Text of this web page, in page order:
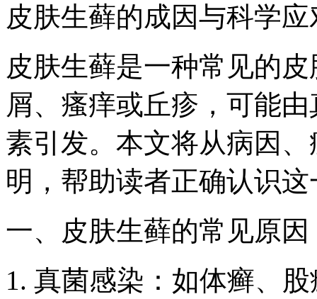
皮肤生藓的成因与科学
皮肤生藓是一种常见的
屑、瘙痒或丘疹，可能
素引发。本文将从病因
明，帮助读者正确认识
一、皮肤生藓的常见原因
1. 真菌感染：如体癣、